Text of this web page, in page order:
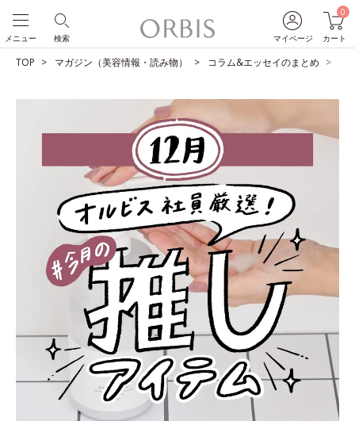
マイページ
0
カート
検索
メニュー
TOP マガジン（美容情報・読み物） コラム&エッセイのまとめ